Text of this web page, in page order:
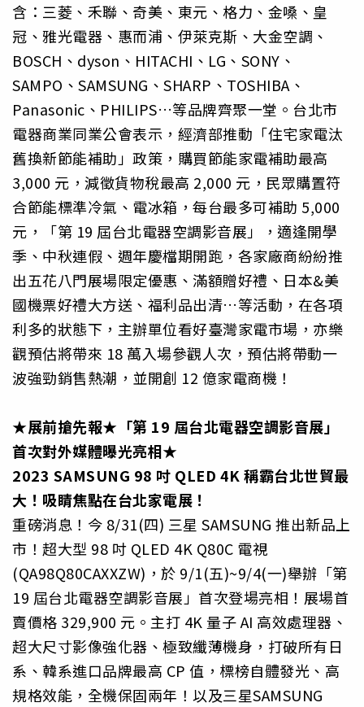
含：三菱、禾聯、奇美、東元、格力、金嗓、皇
冠、雅光電器、惠而浦、伊萊克斯、大金空調、
BOSCH、dyson、HITACHI、LG、SONY、
SAMPO、SAMSUNG、SHARP、TOSHIBA、
Panasonic、PHILIPS…等品牌齊聚一堂。台北市
電器商業同業公會表示，經濟部推動「住宅家電汰
舊換新節能補助」政策，購買節能家電補助最高
3,000 元，減徵貨物稅最高 2,000 元，民眾購置符
合節能標準冷氣、電冰箱，每台最多可補助 5,000
元，「第 19 屆台北電器空調影音展」，適逢開學
季、中秋連假、週年慶檔期開跑，各家廠商紛紛推
出五花八門展場限定優惠、滿額贈好禮、日本&美
國機票好禮大方送、福利品出清…等活動，在各項
利多的狀態下，主辦單位看好臺灣家電市場，亦樂
觀預估將帶來 18 萬入場參觀人次，預估將帶動一
波強勁銷售熱潮，並開創 12 億家電商機！
★展前搶先報★「第 19 屆台北電器空調影音展」
首次對外媒體曝光亮相★
2023 SAMSUNG 98 吋 QLED 4K 稱霸台北世貿最
大！吸睛焦點在台北家電展！
重磅消息！今 8/31(四) 三星 SAMSUNG 推出新品上
市！超大型 98 吋 QLED 4K Q80C 電視
(QA98Q80CAXXZW)，於 9/1(五)~9/4(一)舉辦「第
19 屆台北電器空調影音展」首次登場亮相！展場首
賣價格 329,900 元。主打 4K 量子 AI 高效處理器、
超大尺寸影像強化器、極致纖薄機身，打破所有日
系、韓系進口品牌最高 CP 值，標榜自體發光、高
規格效能，全機保固兩年！以及三星SAMSUNG